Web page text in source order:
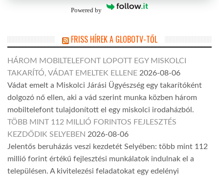
Powered by
FRISS HÍREK A GLOBOTV-TŐL
HÁROM MOBILTELEFONT LOPOTT EGY MISKOLCI
TAKARÍTÓ, VÁDAT EMELTEK ELLENE 2026-08-06
Vádat emelt a Miskolci Járási Ügyészség egy takarítóként
dolgozó nő ellen, aki a vád szerint munka közben három
mobiltelefont tulajdonított el egy miskolci irodaházból.
TÖBB MINT 112 MILLIÓ FORINTOS FEJLESZTÉS
KEZDŐDIK SELYEBEN 2026-08-06
Jelentős beruházás veszi kezdetét Selyében: több mint 112
millió forint értékű fejlesztési munkálatok indulnak el a
településen. A kivitelezési feladatokat egy edelényi